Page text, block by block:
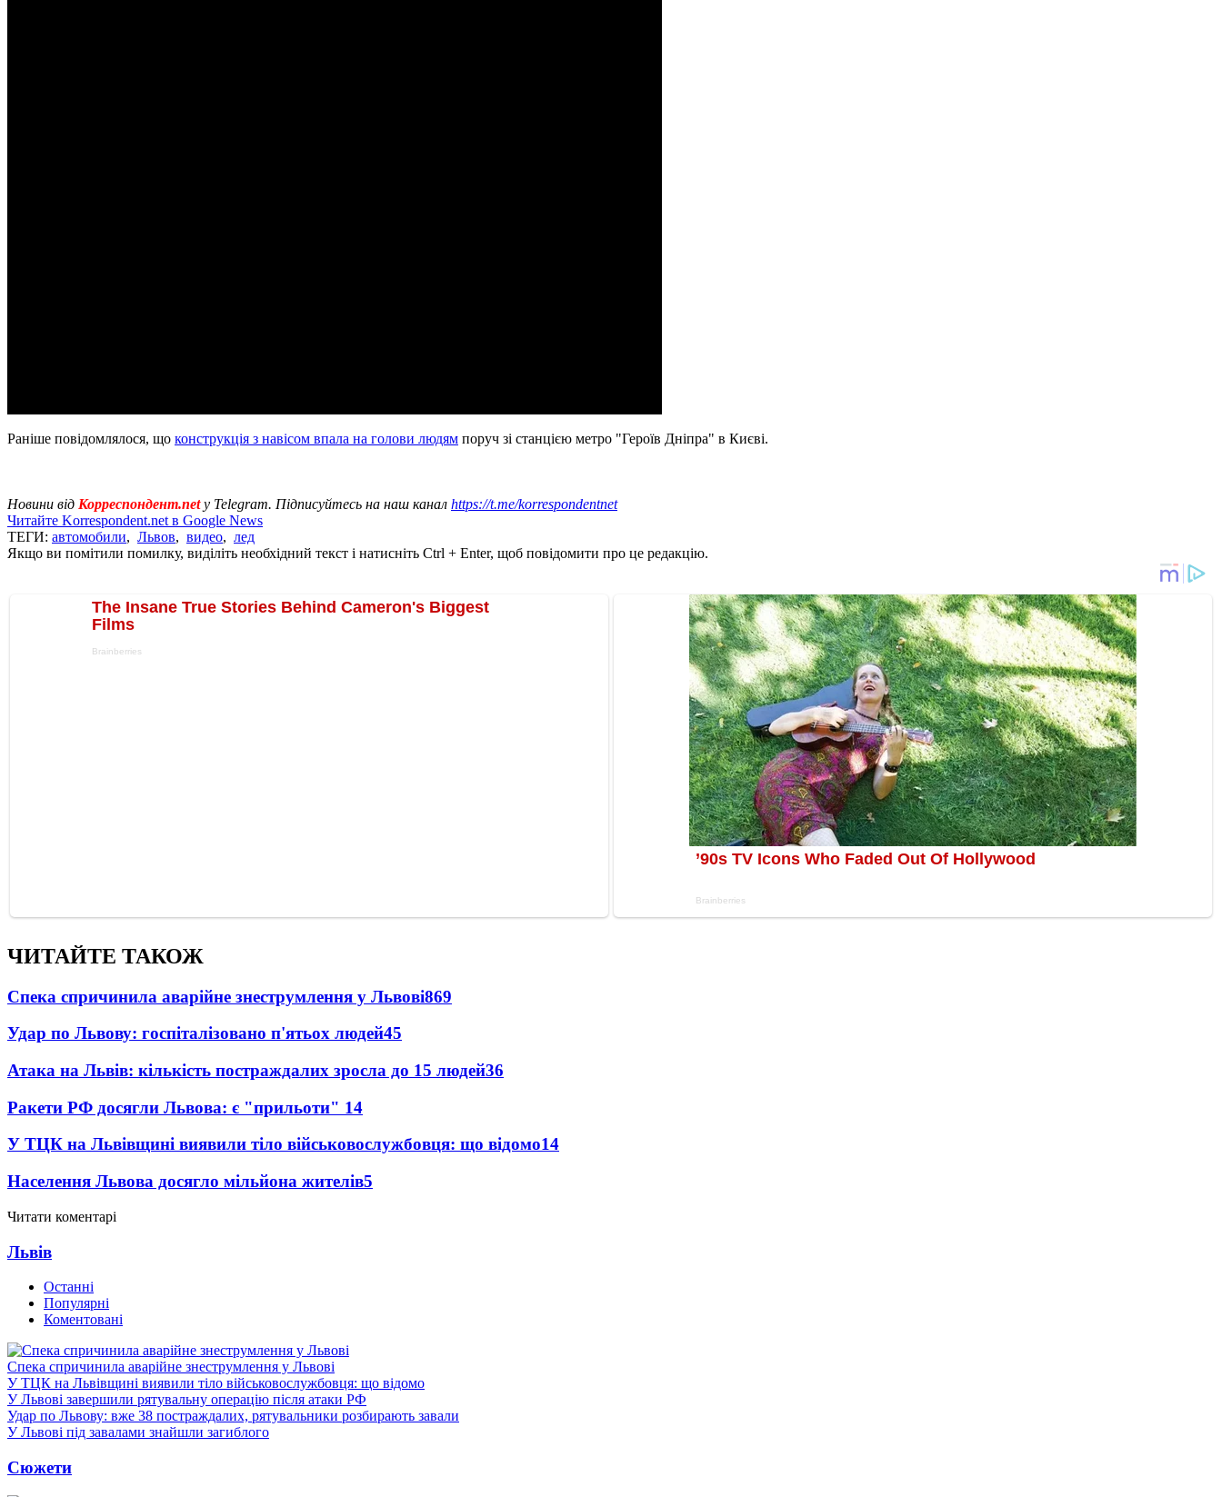
Раніше повідомлялося, що конструкція з навісом впала на голови людям поруч зі станцією метро "Героїв Дніпра" в Києві.
Новини від Корреспондент.netу Telegram. Підписуйтесь на наш канал https://t.me/korrespondentnet
Читайте Korrespondent.net в Google News
ТЕГИ: автомобили, Львов, видео, лед
Якщо ви помітили помилку, виділіть необхідний текст і натисніть Ctrl + Enter, щоб повідомити про це редакцію.
ЧИТАЙТЕ ТАКОЖ
Спека спричинила аварійне знеструмлення у Львові869
Удар по Львову: госпіталізовано п'ятьох людей45
Атака на Львів: кількість постраждалих зросла до 15 людей36
Ракети РФ досягли Львова: є "прильоти" 14
У ТЦК на Львівщині виявили тіло військовослужбовця: що відомо14
Населення Львова досягло мільйона жителів5
Читати коментарі
Львів
Останні
Популярні
Коментовані
Спека спричинила аварійне знеструмлення у Львові
У ТЦК на Львівщині виявили тіло військовослужбовця: що відомо
У Львові завершили рятувальну операцію після атаки РФ
Удар по Львову: вже 38 постраждалих, рятувальники розбирають завали
У Львові під завалами знайшли загиблого
Сюжети